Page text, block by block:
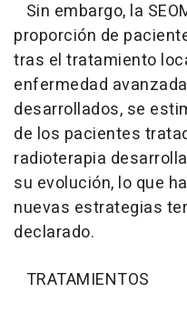
Sin embargo, la
proporción de
tras el tratamiento
enfermedad
desarrollados, se
de los pacientes
radioterapia
su evolución, lo que
nuevas estrategias
declarado.
TRATAMIENTOS